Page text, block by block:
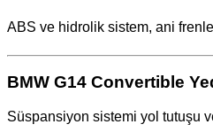
ABS ve hidrolik sistem, ani
BMW G14 Convertible
Süspansiyon sistemi yol tutuşu